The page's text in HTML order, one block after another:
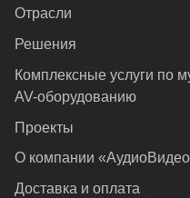
Отрасли
Решения
Комплексные услуги по
AV-оборудованию
Проекты
О компании
Доставка и оплата